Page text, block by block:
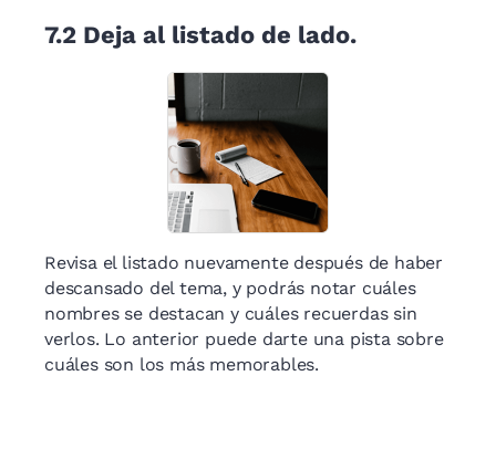
7.2 Deja al listado de lado.
Revisa el listado nuevamente después de haber
descansado del tema, y podrás notar cuáles
nombres se destacan y cuáles recuerdas sin
verlos. Lo anterior puede darte una pista sobre
cuáles son los más memorables.